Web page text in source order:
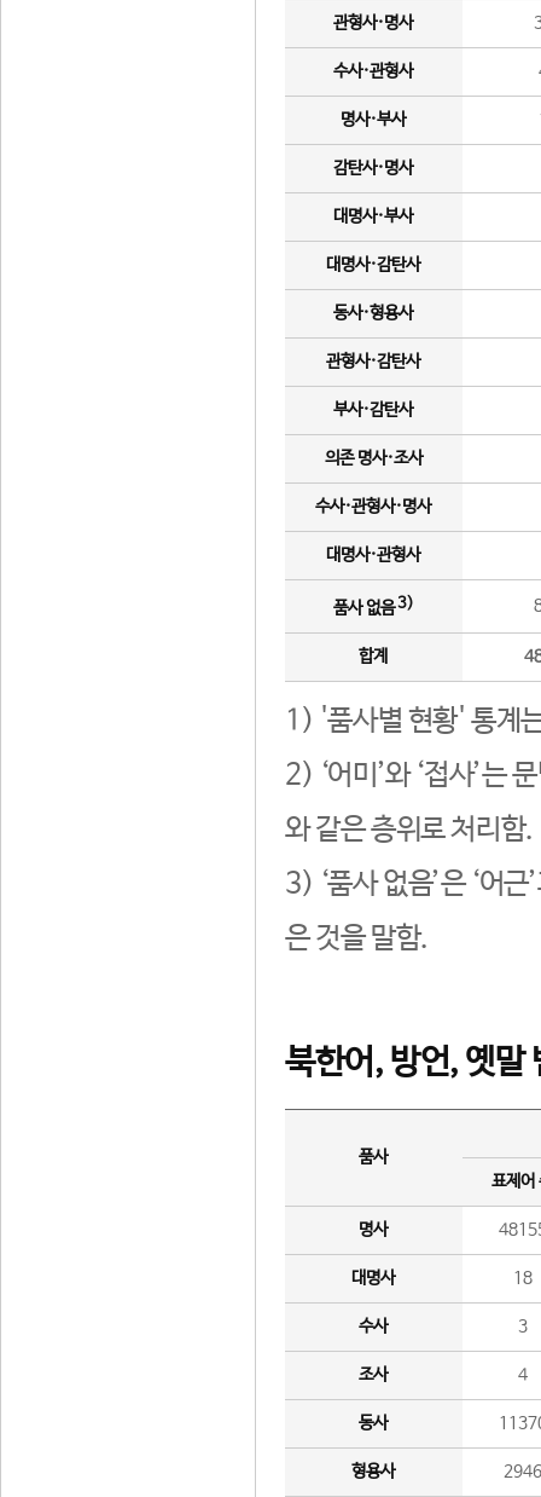
관형사·명사
수사·관형사
명사·부사
감탄사·명사
대명사·부사
대명사·감탄사
동사·형용사
관형사·감탄사
부사·감탄사
의존 명사·조사
수사·관형사·명사
대명사·관형사
품사 없음3)
합계
1) '품사별 현황' 통계
2) ‘어미’와 ‘접사’는
와 같은 층위로 처리함.
3) ‘품사 없음’은 ‘어
은 것을 말함.
북한어, 방언, 옛말
품사
표제어
명사
대명사 18
수사 3
조사 4
동사
형용사 2946